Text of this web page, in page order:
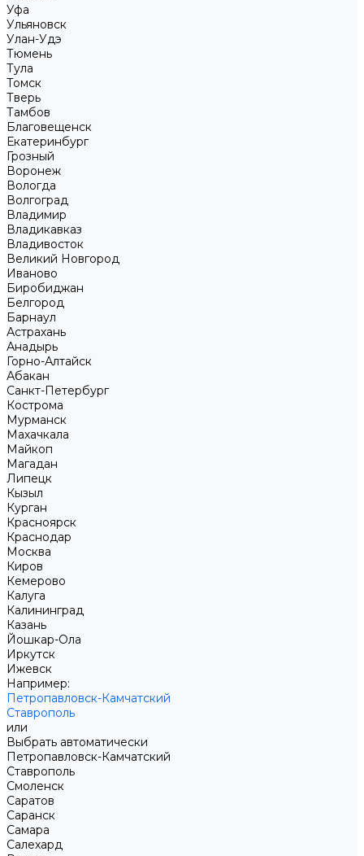
Уфа
Ульяновск
Улан-Удэ
Тюмень
Тула
Томск
Тверь
Тамбов
Благовещенск
Екатеринбург
Грозный
Воронеж
Вологда
Волгоград
Владимир
Владикавказ
Владивосток
Великий Новгород
Иваново
Биробиджан
Белгород
Барнаул
Астрахань
Анадырь
Горно-Алтайск
Абакан
Санкт-Петербург
Кострома
Мурманск
Махачкала
Майкоп
Магадан
Липецк
Кызыл
Курган
Красноярск
Краснодар
Москва
Киров
Кемерово
Калуга
Калининград
Казань
Йошкар-Ола
Иркутск
Ижевск
Например:
Петропавловск-Камчатский
Ставрополь
или
Выбрать автоматически
Петропавловск-Камчатский
Ставрополь
Смоленск
Саратов
Саранск
Самара
Салехард